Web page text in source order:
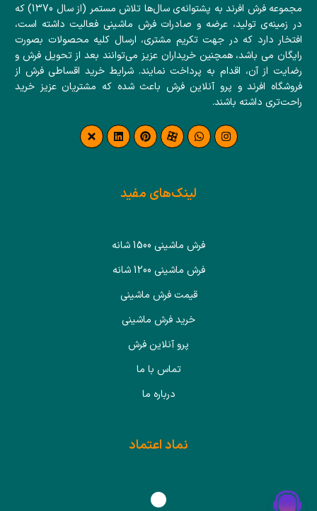
مجموعه فرش افرند به پشتوانه‌ی سال‌ها تلاش مستمر (از سال 1370) که
در زمینه‌ی تولید، عرضه و صادرات فرش ماشینی فعالیت داشته است،
افتخار دارد که در جهت تکریم مشتری، ارسال کلیه محصولات بصورت
رایگان می باشد، همچنین خریداران عزیز می‌توانند بعد از تحویل فرش و
رضایت از آن، اقدام به پرداخت نمایند. شرایط خرید اقساطی فرش از
فروشگاه افرند و پرو آنلاین فرش باعث شده که مشتریان عزیز خرید
راحت‌تری داشته باشند.
لینک‌های مفید
فرش ماشینی 1500 شانه
فرش ماشینی 1200 شانه
قیمت فرش ماشینی
خرید فرش ماشینی
پرو آنلاین فرش
تماس با ما
درباره ما
نماد اعتماد